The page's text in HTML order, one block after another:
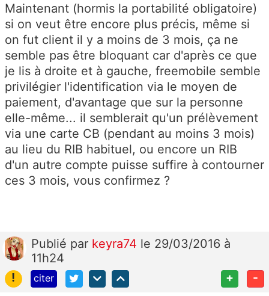
Maintenant (hormis la portabilité obligatoire)
si on veut être encore plus précis, même si
on fut client il y a moins de 3 mois, ça ne
semble pas être bloquant car d'après ce que
je lis à droite et à gauche, freemobile semble
privilégier l'identification via le moyen de
paiement, d'avantage que sur la personne
elle-même... il semblerait qu'un prélèvement
via une carte CB (pendant au moins 3 mois)
au lieu du RIB habituel, ou encore un RIB
d'un autre compte puisse suffire à contourner
ces 3 mois, vous confirmez ?
Publié par keyra74 le 29/03/2016 à
11h24
!
citer + -